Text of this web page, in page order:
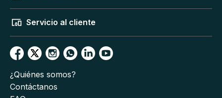
Servicio al cliente
¿Quiénes somos?
Contáctanos